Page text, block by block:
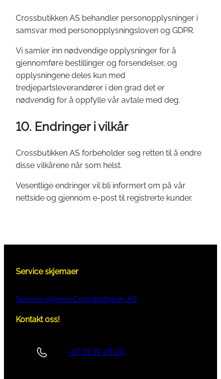
Crossbutikken AS behandler personopplysninger i
samsvar med personopplysningsloven og GDPR.
Vi samler inn nødvendige opplysninger for å
gjennomføre bestillinger og forsendelser, og
opplysningene deles kun med
tredjepartsleverandører i den grad det er
nødvendig for å oppfylle vår avtale med deg.
10. Endringer i vilkår
Crossbutikken AS forbeholder seg retten til å endre
disse vilkårene når som helst.
Vesentlige endringer vil bli informert om på vår
nettside og gjennom e-post til registrerte kunder.
Service skjemaer
Service skjema Crossbutikken AS
Kontakt oss!
+47 33 19 28 00